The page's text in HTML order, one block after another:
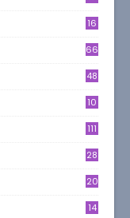
16
66
48
10
111
28
20
14